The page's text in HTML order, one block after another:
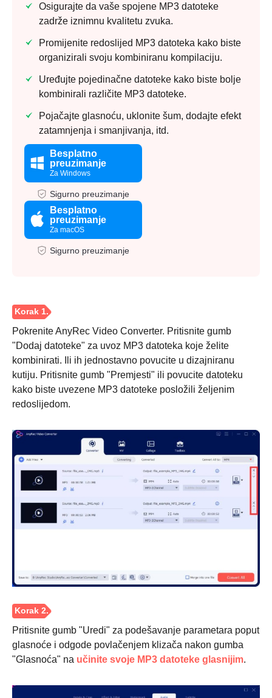
Osigurajte da vaše spojene MP3 datoteke
zadrže iznimnu kvalitetu zvuka.
Promijenite redoslijed MP3 datoteka kako biste
organizirali svoju kombiniranu kompilaciju.
Uređujte pojedinačne datoteke kako biste bolje
kombinirali različite MP3 datoteke.
Pojačajte glasnoću, uklonite šum, dodajte efekt
zatamnjenja i smanjivanja, itd.
Besplatno
preuzimanje
Za Windows
Sigurno preuzimanje
Besplatno
preuzimanje
Za macOS
Sigurno preuzimanje
Korak 1.
Pokrenite AnyRec Video Converter. Pritisnite gumb
"Dodaj datoteke" za uvoz MP3 datoteka koje želite
kombinirati. Ili ih jednostavno povucite u dizajniranu
kutiju. Pritisnite gumb "Premjesti" ili povucite datoteku
kako biste uvezene MP3 datoteke posložili željenim
redoslijedom.
Pritisnite gumb "Uredi" za podešavanje parametara poput
glasnoće i odgode povlačenjem klizača nakon gumba
"Glasnoća" na učinite svoje MP3 datoteke glasnijim.